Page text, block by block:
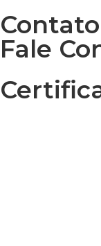
Contato
Fale